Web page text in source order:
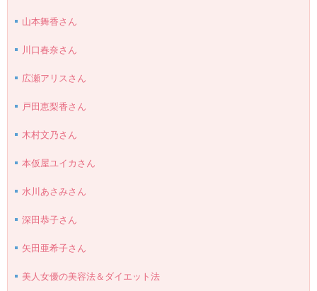
山本舞香さん
川口春奈さん
広瀬アリスさん
戸田恵梨香さん
木村文乃さん
本仮屋ユイカさん
水川あさみさん
深田恭子さん
矢田亜希子さん
美人女優の美容法＆ダイエット法